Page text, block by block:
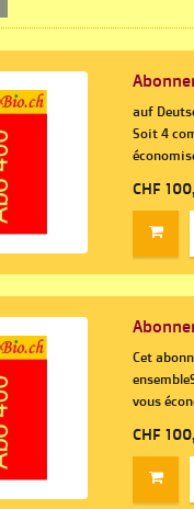
auf
Soit 4
CHF
Cet
vous
CHF